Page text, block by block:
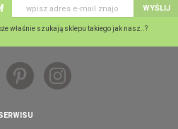
WYŚLIJ
właśnie szukają sklepu takiego jak nasz..?